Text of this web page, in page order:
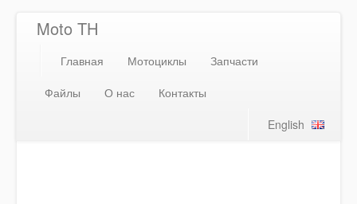
Moto TH
Главная Мотоциклы
Запчасти
Файлы
О нас
Контакты
English